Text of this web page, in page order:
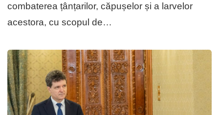
combaterea țânțarilor, căpușelor și a larvelor
acestora, cu scopul de…